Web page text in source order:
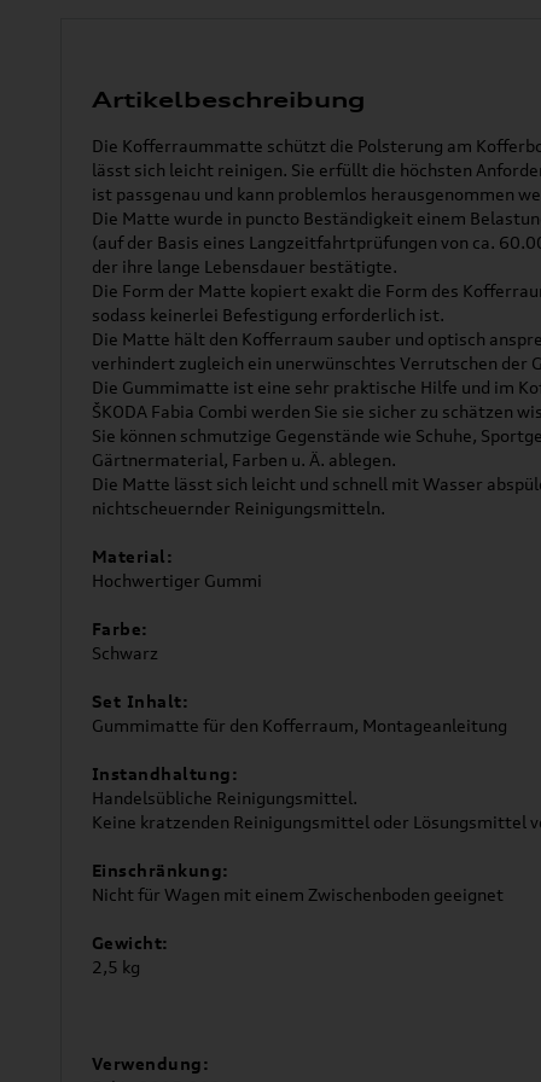
Artikelbeschreibung
Die Kofferraummatte schützt die Polsterung am
lässt sich leicht reinigen. Sie erfüllt die höchsten
ist passgenau und kann problemlos herausgenommen
Die Matte wurde in puncto Beständigkeit einem
(auf der Basis eines Langzeitfahrtprüfungen von ca.
der ihre lange Lebensdauer bestätigte.
Die Form der Matte kopiert exakt die Form des
sodass keinerlei Befestigung erforderlich ist.
Die Matte hält den Kofferraum sauber und optisch
verhindert zugleich ein unerwünschtes Verrutschen der
Die Gummimatte ist eine sehr praktische Hilfe und im
ŠKODA Fabia Combi werden Sie sie sicher zu schätzen
Sie können schmutzige Gegenstände wie Schuhe,
Gärtnermaterial, Farben u. Ä. ablegen.
Die Matte lässt sich leicht und schnell mit Wasser
nichtscheuernder Reinigungsmitteln.
Material:
Hochwertiger Gummi
Farbe:
Schwarz
Set Inhalt:
Gummimatte für den Kofferraum, Montageanleitung
Instandhaltung:
Handelsübliche Reinigungsmittel.
Keine kratzenden Reinigungsmittel oder Lösungsmittel
Einschränkung:
Nicht für Wagen mit einem Zwischenboden geeignet
Gewicht:
2,5 kg
Verwendung: